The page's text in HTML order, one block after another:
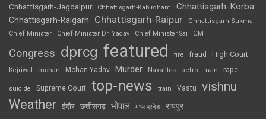
Chhattisgarh-Jagdalpur Chhattisgarh-Kabirdham Chhattisgarh-Korba
Chhattisgarh-Raigarh Chhattisgarh-Raipur
Chhattisgarh-Sukma
Chief Minister
Chief Minister Dr. Yadav Chief Minister Sai CM
Congress dprcg featured fire fraud High Court
Kejriwal mohan Mohan Yadav Murder Naxalites petrol rain rape
suicide Supreme Court top-news train Vastu vishnu
Weather इंदौर छत्तीसगढ़ भोपाल मध्य प्रदेश रायपुर